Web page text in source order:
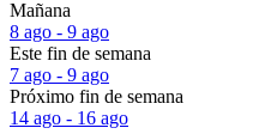
Mañana
8 ago - 9 ago
Este fin de semana
7 ago - 9 ago
Próximo fin de semana
14 ago - 16 ago